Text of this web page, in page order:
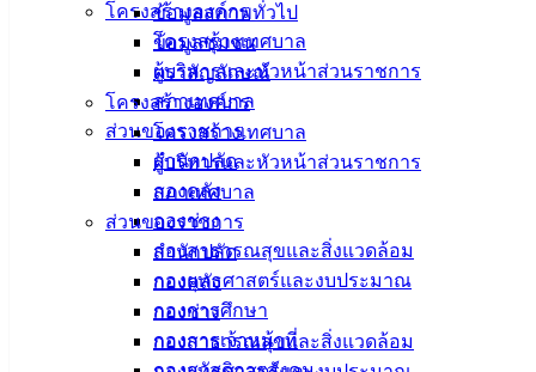
โครงสร้างองค์กร
โครงสร้างเทศบาล
ผู้บริหารและหัวหน้าส่วนราชการ
สภาเทศบาล
ส่วนของราชการ
สำนักปลัด
กองคลัง
กองช่าง
กองสาธารณสุขและสิ่งแวดล้อม
กองยุทธศาสตร์และงบประมาณ
กองการศึกษา
กองการเจ้าหน้าที่
ข้อมูลสภาพทั่วไป
ข้อมูลชุมชน
ตราสัญลักษณ์
โครงสร้างองค์กร
โครงสร้างเทศบาล
ผู้บริหารและหัวหน้าส่วนราชการ
สภาเทศบาล
ส่วนของราชการ
สำนักปลัด
กองคลัง
กองช่าง
กองสาธารณสุขและสิ่งแวดล้อม
คู่มือฉบับประชาชน กรณีรักษาแบบผู้ป่วยนอกและแยกกักกัน
ตนเอง (Outpatient with Self Isolation)ดาวน์โหลด
เทศบาล